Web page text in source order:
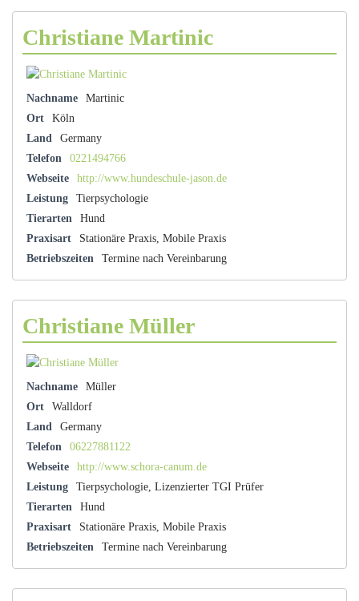
Christiane Martinic
Nachname
Martinic
Ort
Köln
Land
Germany
Telefon
0221494766
Webseite
http://www.hundeschule-jason.de
Leistung
Tierpsychologie
Tierarten
Hund
Praxisart
Stationäre Praxis, Mobile Praxis
Betriebszeiten
Termine nach Vereinbarung
Christiane Müller
Nachname
Müller
Ort
Walldorf
Land
Germany
Telefon
06227881122
Webseite
http://www.schora-canum.de
Leistung
Tierpsychologie, Lizenzierter TGI Prüfer
Tierarten
Hund
Praxisart
Stationäre Praxis, Mobile Praxis
Betriebszeiten
Termine nach Vereinbarung